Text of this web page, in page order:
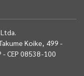
Koike, 499 -
CEP 08538-100